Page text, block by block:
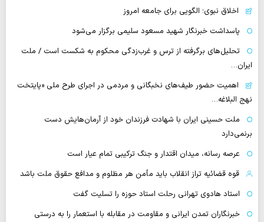
اخلاق نبوی؛ الگویی برای جامعه امروز
پاسداشت خبرنگار شهید مسعود سلیمی برگزار می‌شود
تحلیل‌های برگرفته از ترس و غرب‌زدگی محکوم به شکست است / ملت
ایران…
اهمیت حضور طیف‌های نخبگانی و مردمی در اجرای طرح ملی «پایتخت
نهج البلاغه…
ملت حسینی ایران با شهادت فرزندان خود از آرمان‌هایش دست
برنمی‌دارد
عرصه رسانه، میدان اقتدار و جنگ ترکیبی تمام عیار است
قوه قضائیه تراز انقلاب باید مأمن هر مظلوم و مدافع حقوق ملت باشد
استاد هادوی تهرانی رحلت استاد حوزه را تسلیت گفت
خبرنگاران تمدن ایرانی و مقاومت در مقابله با استعمار را به درستی